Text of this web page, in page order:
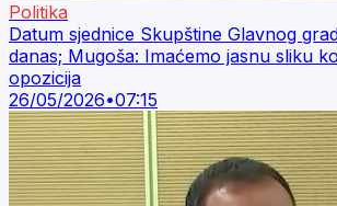
Politika
Datum sjednice Skupštine Glavnog
danas; Mugoša: Imaćemo jasnu sliku
opozicija
26/05/2026•07:15